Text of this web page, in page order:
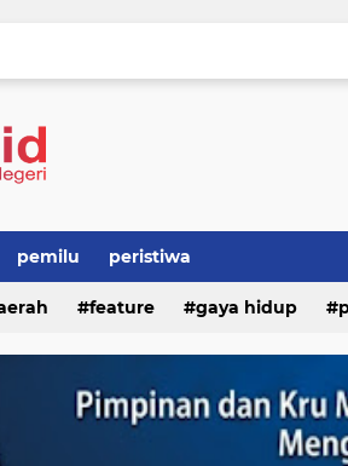
pemilu peristiwa
feature gaya hidup